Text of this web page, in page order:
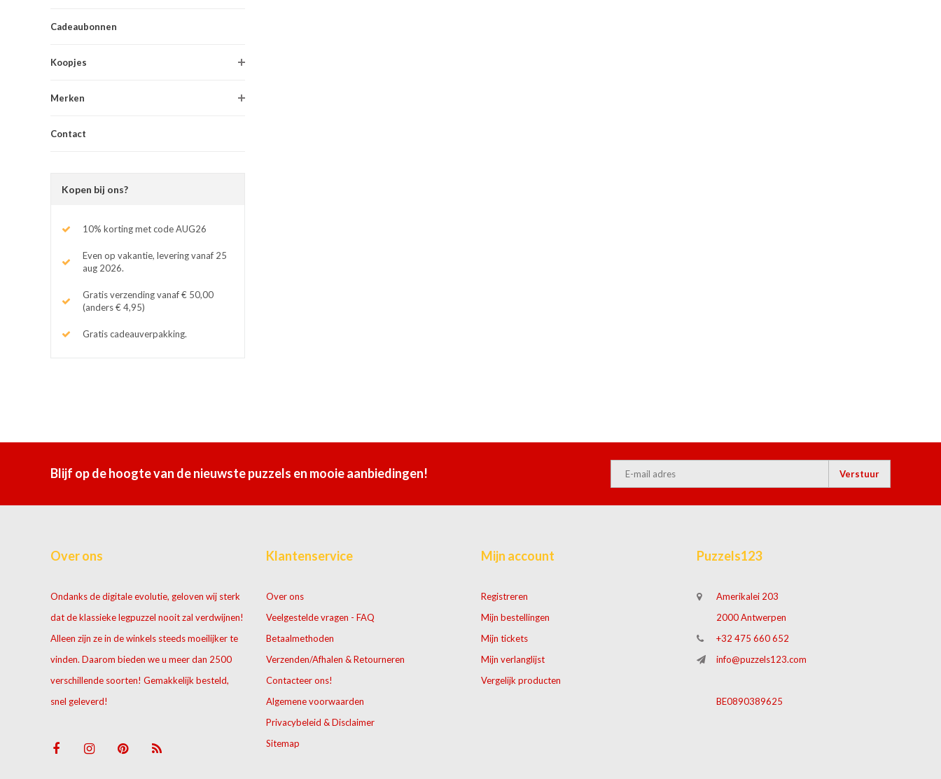
Cadeaubonnen
Koopjes
Merken
Contact
Kopen bij ons?
10% korting met code AUG26
Even op vakantie, levering vanaf 25
aug 2026.
Gratis verzending vanaf € 50,00
(anders € 4,95)
Gratis cadeauverpakking.
Blijf op de hoogte van de nieuwste puzzels en mooie aanbiedingen! Verstuur
Over ons
Ondanks de digitale evolutie, geloven wij sterk
dat de klassieke legpuzzel nooit zal verdwijnen!
Alleen zijn ze in de winkels steeds moeilijker te
vinden. Daarom bieden we u meer dan 2500
verschillende soorten! Gemakkelijk besteld,
snel geleverd!
Klantenservice
Over ons
Veelgestelde vragen - FAQ
Betaalmethoden
Verzenden/Afhalen & Retourneren
Contacteer ons!
Algemene voorwaarden
Privacybeleid & Disclaimer
Sitemap
Mijn account
Registreren
Mijn bestellingen
Mijn tickets
Mijn verlanglijst
Vergelijk producten
Puzzels123
Amerikalei 203
2000 Antwerpen
+32 475 660 652
info@puzzels123.com
BE0890389625